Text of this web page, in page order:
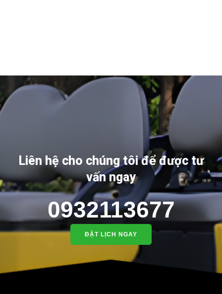
Liên hệ cho chúng tôi để được tư
vấn ngay
0932113677
ĐẶT LỊCH NGAY